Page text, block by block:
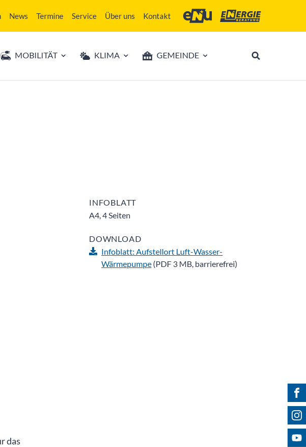
News Termine Service Über uns Kontakt
Energie- und Umweltagentur des
Energieberatung
MOBILITÄT KLIMA GEMEINDE
das
INFOBLATT
A4, 4 Seiten
DOWNLOAD
Infoblatt: Aufstellort Luft-Wasser-
Wärmepumpe (PDF 3 MB, barrierefrei)